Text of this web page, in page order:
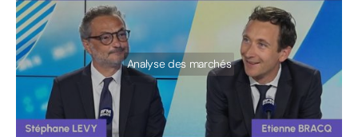
Analyse des marchés